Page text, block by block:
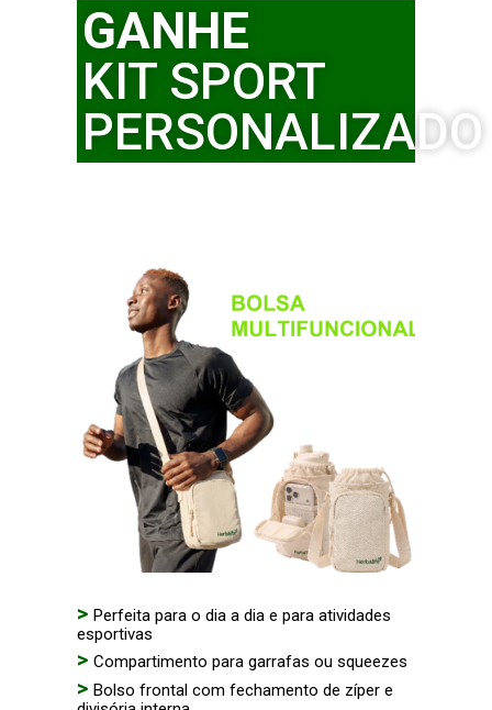
GANHE
KIT SPORT
PERSONALIZADO
> Perfeita para o dia a dia e para atividades
esportivas
> Compartimento para garrafas ou squeezes
> Bolso frontal com fechamento de zíper e